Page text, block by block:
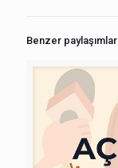
Benzer paylaşımlar